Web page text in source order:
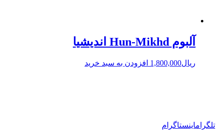
آلبوم Hun-Mikhd اندیشیا
ریال1,800,000 افزودن به سبد خرید
تلگراماینستاگرام